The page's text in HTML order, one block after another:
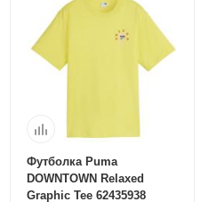
Футболка Puma
DOWNTOWN Relaxed
Graphic Tee 62435938